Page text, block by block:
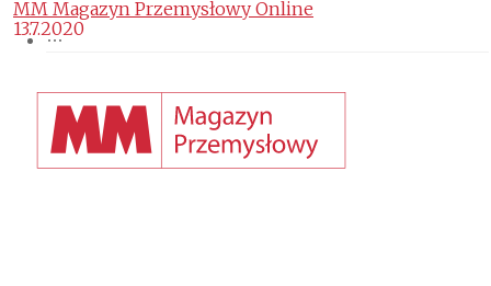
MM Magazyn Przemysłowy Online
13.7.2020